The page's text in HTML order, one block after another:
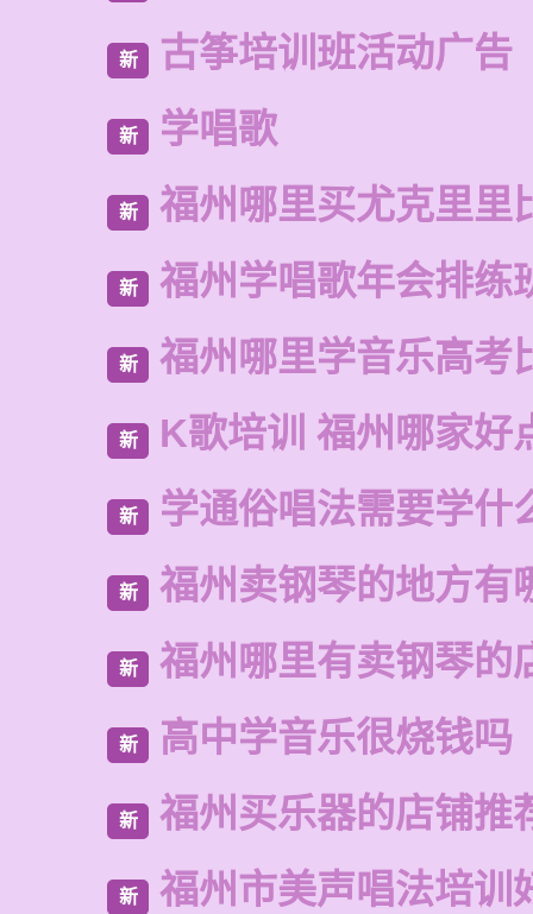
新 古筝培训班活动广告
新 学唱歌
新 福州哪里买尤克里里
新 福州学唱歌年会排练
新 福州哪里学音乐高考
新 K歌培训 福州哪家好
新 学通俗唱法需要学什
新 福州卖钢琴的地方有
新 福州哪里有卖钢琴的
新 高中学音乐很烧钱吗
新 福州买乐器的店铺推
新 福州市美声唱法培训